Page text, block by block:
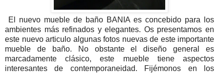
El nuevo mueble de baño BANIA es concebido para los
ambientes más refinados y elegantes. Os presentamos en
este nuevo articulo algunas fotos nuevas de este importante
mueble de baño. No obstante el diseño general es
marcadamente clásico, este mueble tiene aspectos
interesantes de contemporaneidad. Fijémonos en los